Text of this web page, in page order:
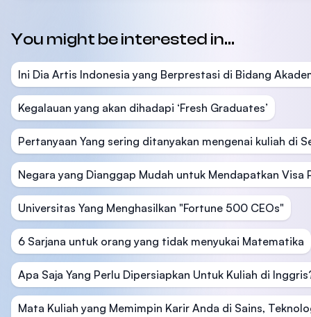
You might be interested in...
Ini Dia Artis Indonesia yang Berprestasi di Bidang
Kegalauan yang akan dihadapi ‘Fresh Graduates’
Pertanyaan Yang sering ditanyakan mengenai kuliah di
Negara yang Dianggap Mudah untuk Mendapatkan Visa
Universitas Yang Menghasilkan "Fortune 500 CEOs"
6 Sarjana untuk orang yang tidak menyukai Matematika
Apa Saja Yang Perlu Dipersiapkan Untuk Kuliah di
Mata Kuliah yang Memimpin Karir Anda di Sains,